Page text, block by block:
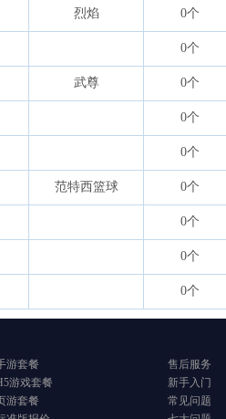
烈焰 0个
0个
武尊 0个
0个
0个
范特西篮球 0个
0个
0个
0个
游套餐
游戏套餐
游套餐
售后服务
新手入门
常见问题